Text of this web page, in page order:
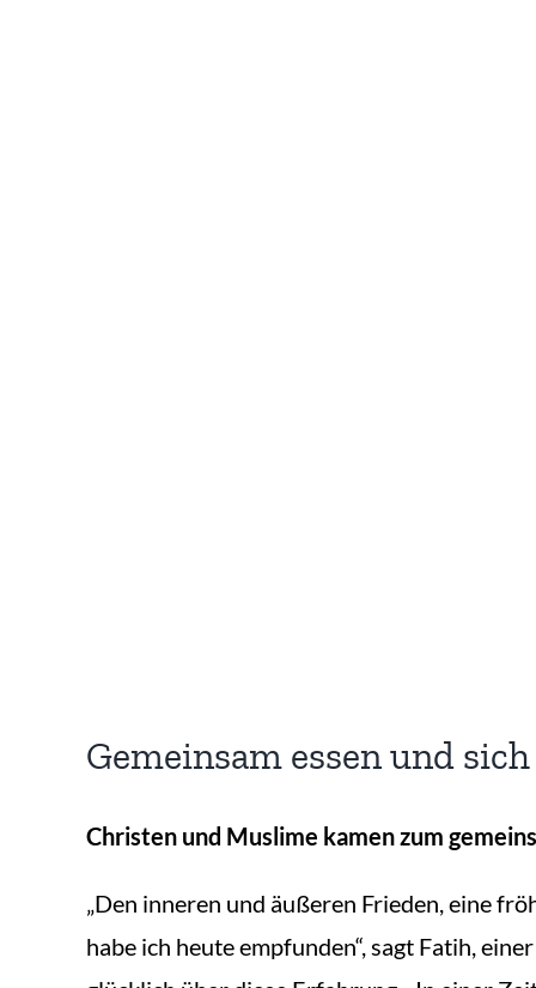
Gemeinsam essen und
Christen und Muslime kamen zum
„Den inneren und äußeren Frieden, eine
habe ich heute empfunden“, sagt Fatih,